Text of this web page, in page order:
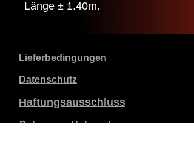
Länge ± 1.40m.
Lieferbedingungen
Datenschutz
Haftungsausschluss
Daten zum Unternehmen